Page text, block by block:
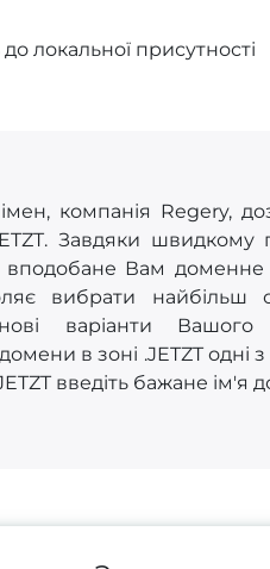
локальної присутності
компанія Regery,
Завдяки швидкому
Вам доменне
вибрати найбільш
варіанти Вашого
в зоні .JETZT одні
введіть бажане ім'я